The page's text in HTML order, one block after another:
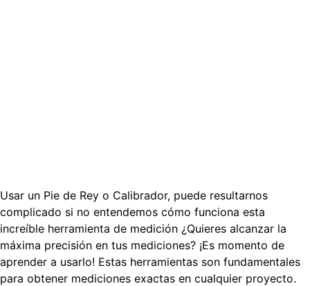
Usar un Pie de Rey o Calibrador, puede resultarnos
complicado si no entendemos cómo funciona esta
increíble herramienta de medición ¿Quieres alcanzar la
máxima precisión en tus mediciones? ¡Es momento de
aprender a usarlo! Estas herramientas son fundamentales
para obtener mediciones exactas en cualquier proyecto.